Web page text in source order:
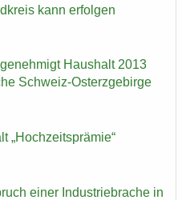
kann er­fol­gen
Haus­halt 2013
Schweiz-​Osterzgebirge
„Hoch­zeits­prä­mie“
einer In­dus­trie­bra­che in